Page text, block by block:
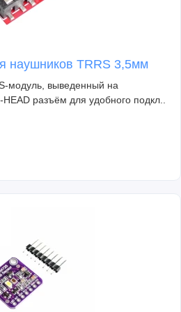
наушников TRRS 3,5мм
модуль, выведенный на
разъём для удобного подкл..